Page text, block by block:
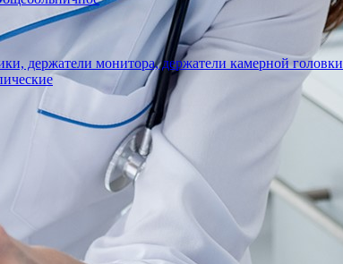
держатели монитора, держатели камерной головки